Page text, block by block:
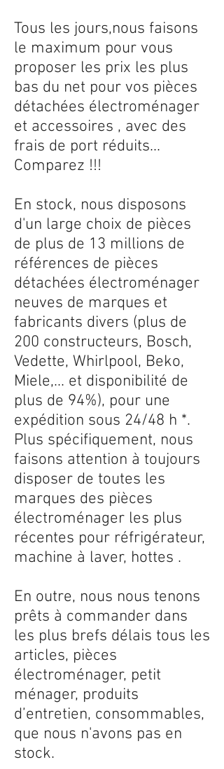
Tous les jours,nous faisons
le maximum pour vous
proposer les prix les plus
bas du net pour vos pièces
détachées électroménager
et accessoires , avec des
frais de port réduits...
Comparez !!!
En stock, nous disposons
d'un large choix de pièces
de plus de 13 millions de
références de pièces
détachées électroménager
neuves de marques et
fabricants divers (plus de
200 constructeurs, Bosch,
Vedette, Whirlpool, Beko,
Miele,... et disponibilité de
plus de 94%), pour une
expédition sous 24/48 h *.
Plus spécifiquement, nous
faisons attention à toujours
disposer de toutes les
marques des pièces
électroménager les plus
récentes pour réfrigérateur,
machine à laver, hottes .
En outre, nous nous tenons
prêts à commander dans
les plus brefs délais tous les
articles, pièces
électroménager, petit
ménager, produits
d’entretien, consommables,
que nous n'avons pas en
stock.